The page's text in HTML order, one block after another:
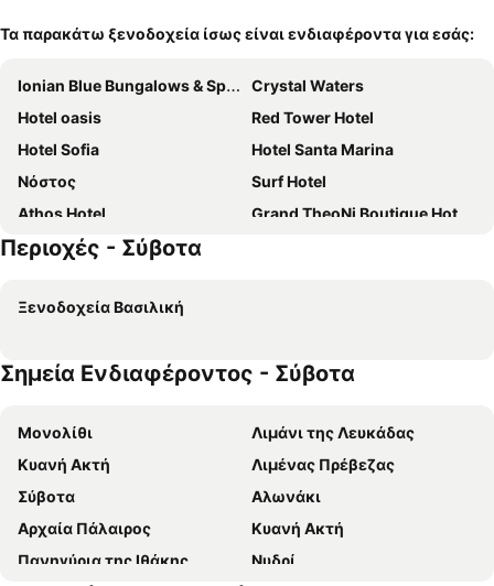
Τα παρακάτω ξενοδοχεία ίσως είναι ενδιαφέροντα για εσάς:
Ionian Blue Bungalows & Spa Resort
Crystal Waters
Hotel oasis
Red Tower Hotel
Hotel Sofia
Hotel Santa Marina
Νόστος
Surf Hotel
Athos Hotel
Grand TheoNi Boutique Hotel & Spa
Aliki Hotel
Hotel Ponti Beach
Porto Ligia
Δημήτρης Στούντιος
Vliho Bay
Sunrise Hotel Nikiana Lefkada
Thalero Holidays Center
Hotel Nostos
Gianna Studios
Hotel Tesoro
Studios Ermis
Hotel Florena
Oscar Hotel Lefkada
Royal Nidri
Περιοχές - Σύβοτα
Ξενοδοχεία Βασιλική
Σημεία Ενδιαφέροντος - Σύβοτα
Μονολίθι
Λιμάνι της Λευκάδας
Κυανή Ακτή
Λιμένας Πρέβεζας
Σύβοτα
Αλωνάκι
Αρχαία Πάλαιρος
Κυανή Ακτή
Πανηγύρια της Ιθάκης
Νυδρί